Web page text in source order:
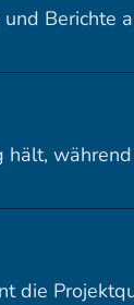
Berichte
die